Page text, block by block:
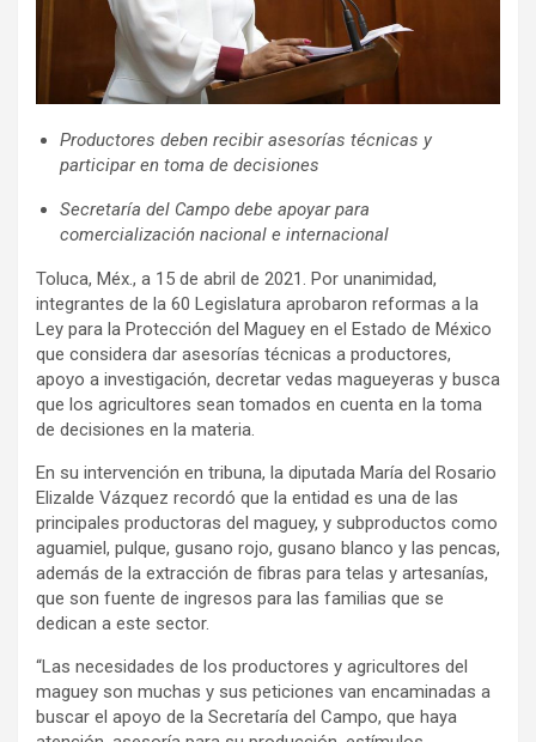
Productores deben recibir asesorías técnicas y
participar en toma de decisiones
Secretaría del Campo debe apoyar para
comercialización nacional e internacional
Toluca, Méx., a 15 de abril de 2021. Por unanimidad,
integrantes de la 60 Legislatura aprobaron reformas a la
Ley para la Protección del Maguey en el Estado de México
que considera dar asesorías técnicas a productores,
apoyo a investigación, decretar vedas magueyeras y busca
que los agricultores sean tomados en cuenta en la toma
de decisiones en la materia.
En su intervención en tribuna, la diputada María del Rosario
Elizalde Vázquez recordó que la entidad es una de las
principales productoras del maguey, y subproductos como
aguamiel, pulque, gusano rojo, gusano blanco y las pencas,
además de la extracción de fibras para telas y artesanías,
que son fuente de ingresos para las familias que se
dedican a este sector.
“Las necesidades de los productores y agricultores del
maguey son muchas y sus peticiones van encaminadas a
buscar el apoyo de la Secretaría del Campo, que haya